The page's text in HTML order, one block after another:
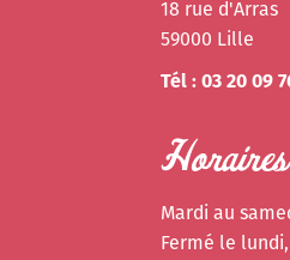
18 rue d'Arras
59000 Lille
Tél : 03 20 09
Horaires
Mardi au
Fermé le